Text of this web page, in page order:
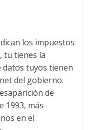
los impuestos
tu tienes la
datos tuyos tienen
del gobierno.
de
1993, más
en el